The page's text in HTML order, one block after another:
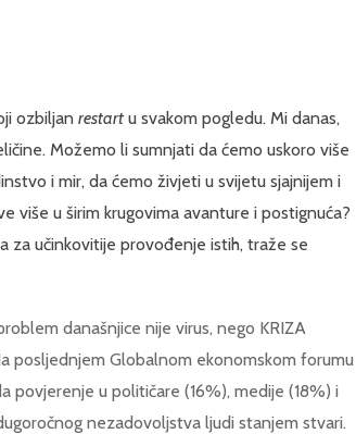
ozbiljan restart u svakom pogledu. Mi danas,
Možemo li sumnjati da ćemo uskoro više
i mir, da ćemo živjeti u svijetu sjajnijem i
više u širim krugovima avanture i postignuća?
za učinkovitije provođenje istih, traže se
današnjice nije virus, nego KRIZA
posljednjem Globalnom ekonomskom forumu
povjerenje u političare (16%), medije (18%) i
nezadovoljstva ljudi stanjem stvari.